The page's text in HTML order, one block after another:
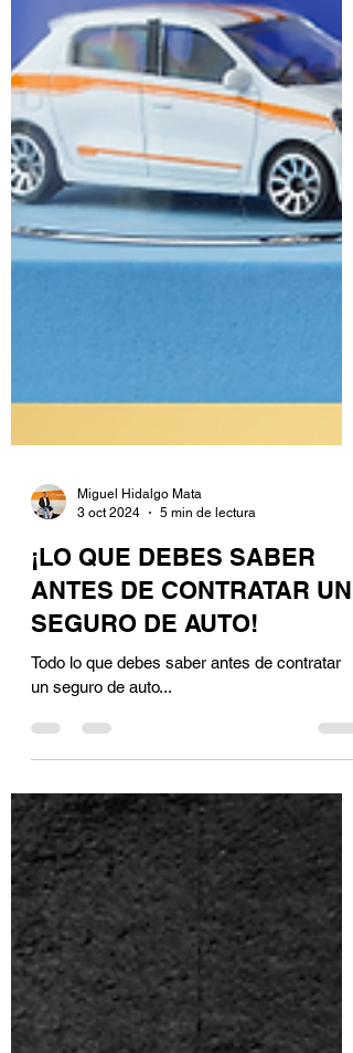
3 oct 2024
5 min de lectura
¡LO QUE DEBES SABER
ANTES DE CONTRATAR UN
SEGURO DE AUTO!
un seguro de auto...